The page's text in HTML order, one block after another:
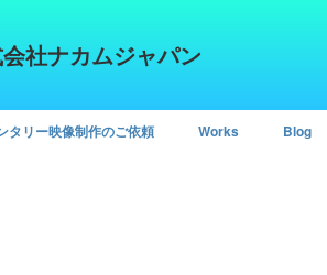
社ナカムジャパン
タリー映像制作のご依頼 Works Blog